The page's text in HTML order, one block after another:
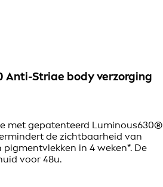
Anti-Striae body verzorging
met gepatenteerd Luminous630®
de zichtbaarheid van
in 4 weken*. De
voor 48u.